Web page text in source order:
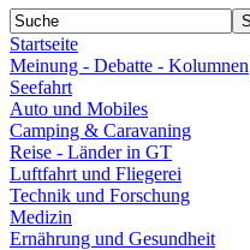
Startseite
Meinung - Debatte - Kolumnen
Seefahrt
Auto und Mobiles
Camping & Caravaning
Reise - Länder in GT
Luftfahrt und Fliegerei
Technik und Forschung
Medizin
Ernährung und Gesundheit